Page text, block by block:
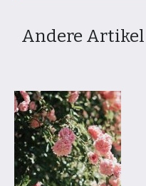
Andere Artikel